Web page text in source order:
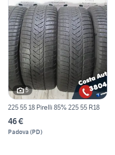
5
225 55 18 Pirelli 85% 225 55 R18
46 €
Padova (PD)